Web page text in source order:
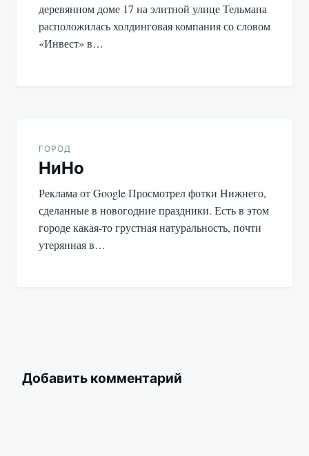
деревянном доме 17 на элитной улице Тельмана
расположилась холдинговая компания со словом
«Инвест» в…
ГОРОД
НиНо
Реклама от Google Просмотрел фотки Нижнего,
сделанные в новогодние праздники. Есть в этом
городе какая-то грустная натуральность, почти
утерянная в…
Добавить комментарий